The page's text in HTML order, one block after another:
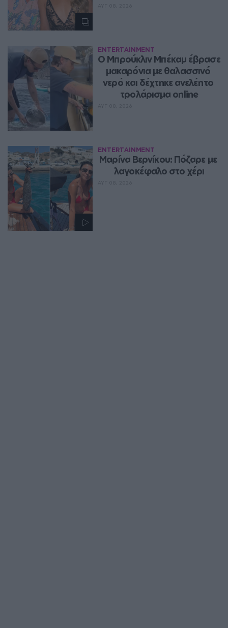
ENTERTAINMENT
Ο Μπρούκλιν Μπέκαμ έβρασε
μακαρόνια με θαλασσινό
νερό και δέχτηκε ανελέητο
τρολάρισμα online
ENTERTAINMENT
Μαρίνα Βερνίκου: Πόζαρε με
λαγοκέφαλο στο χέρι